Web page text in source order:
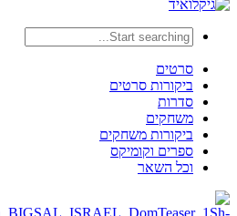
סרטים
ביקורות סרטים
סדרות
משחקים
ביקורות משחקים
ספרים וקומיקס
וכל השאר